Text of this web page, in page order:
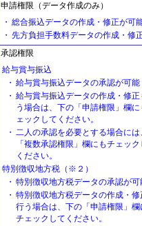
申請権限（データ作成のみ）
・ 総合振込データの作成・修正が可
・ 先方負担手数料データの作成・修
承認権限
給与賞与振込
・ 給与賞与振込データの承認が可能
・ 給与賞与振込データの作成・修正
う場合は、下の「申請権限」欄に
ェックしてください。
・ 二人の承認を必要とする場合には
「複数承認権限」欄にもチェッ
ください。
特別徴収地方税（※２）
・ 特別徴収地方税データの承認が可
・ 特別徴収地方税データの作成・修
行う場合は、下の「申請権限」欄
チェックしてください。